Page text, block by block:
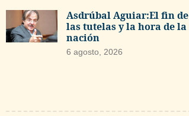
Asdrúbal Aguiar:El fin de
las tutelas y la hora de la
nación
6 agosto, 2026